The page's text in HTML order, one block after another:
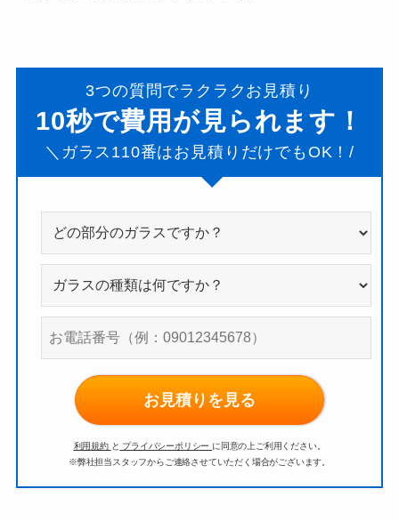
3つの質問でラクラクお見積り
10秒で費用が見られます！
＼ガラス110番はお見積りだけでもOK！/
お見積りを見る
利用規約 と プライバシーポリシー に同意の上ご利用ください。
※弊社担当スタッフからご連絡させていただく場合がございます。